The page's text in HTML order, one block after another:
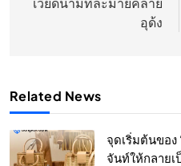
อุด้ง
Related News
จุดเริ่มต้นของ
จันท์ให้กลาย